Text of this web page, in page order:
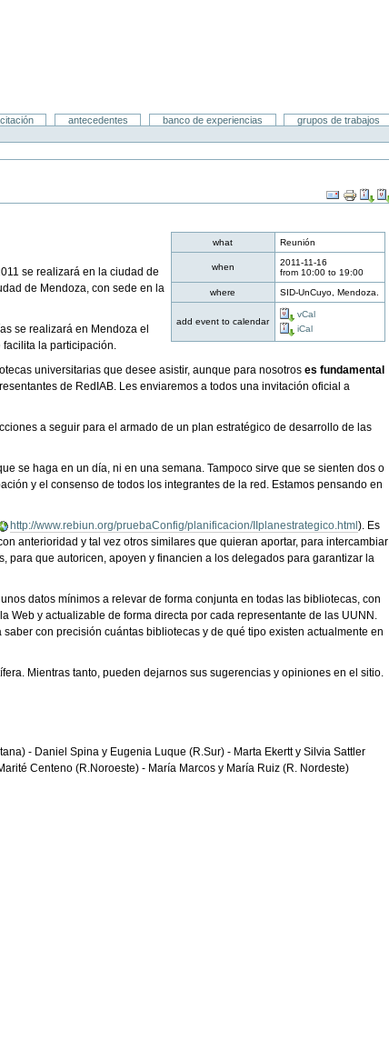
antecedentes banco de experiencias grupos de trabajos
Document
Actions
what Reunión
when
2011-11-16
from 10:00to 19:00
where
SID-UnCuyo, Mendoza.
add event to calendar
vCal
iCal
se realizará en la ciudad de
de Mendoza, con sede en la
se realizará en Mendoza el
facilita la participación.
universitarias que desee asistir, aunque para nosotroses fundamental
de RedIAB. Les enviaremos a todos una invitación oficial a
a seguir para el armado de un plan estratégico de desarrollo de las
se haga en un día, ni en una semana. Tampoco sirve que se sienten dos o
y el consenso de todos los integrantes de la red. Estamos pensando en
http://www.rebiun.org/pruebaConfig/planificacion/IIplanestrategico.html). Es
anterioridad y tal vez otros similares que quieran aportar, para intercambiar
para que autoricen, apoyen y financien a los delegados para garantizar la
datos mínimos a relevar de forma conjunta en todas las bibliotecas, con
Web y actualizable de forma directa por cada representante de las UUNN.
con precisión cuántas bibliotecas y de qué tipo existen actualmente en
Mientras tanto, pueden dejarnos sus sugerencias y opiniones en el sitio.
- Daniel Spina y Eugenia Luque (R.Sur) - Marta Ekertt y Silvia Sattler
Centeno (R.Noroeste) - María Marcos y María Ruiz (R. Nordeste)